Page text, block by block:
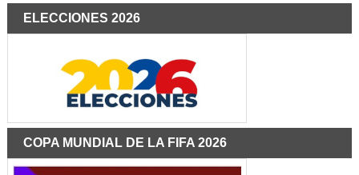
ELECCIONES 2026
COPA MUNDIAL DE LA FIFA 2026